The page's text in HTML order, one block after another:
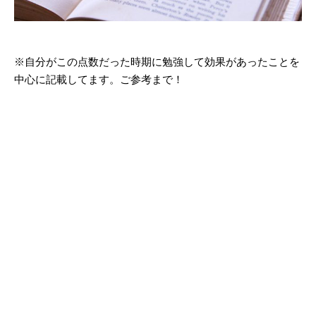
※自分がこの点数だった時期に勉強して効果があったことを
中心に記載してます。ご参考まで！